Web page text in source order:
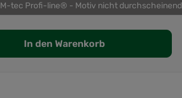
M-tec Profi-line® - Motiv nicht durchscheinend
In den Warenkorb